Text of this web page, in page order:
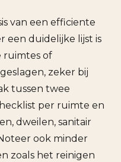
van een efficiente
een duidelijke lijst is
ruimtes of
zeker bij
tussen twee
per ruimte en
dweilen, sanitair
ook minder
zoals het reinigen